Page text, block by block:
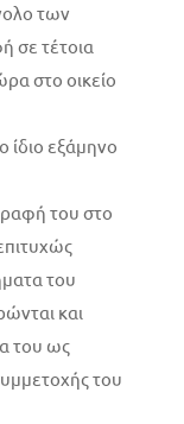
των
σε τέτοια
στο οικείο
ίδιο εξάμηνο
του στο
του
και
του ως
του